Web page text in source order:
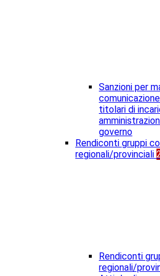
Sanzioni per
titolari di
governo
Rendiconti gruppi
regionali/provinciali
Rendiconti
regionali/